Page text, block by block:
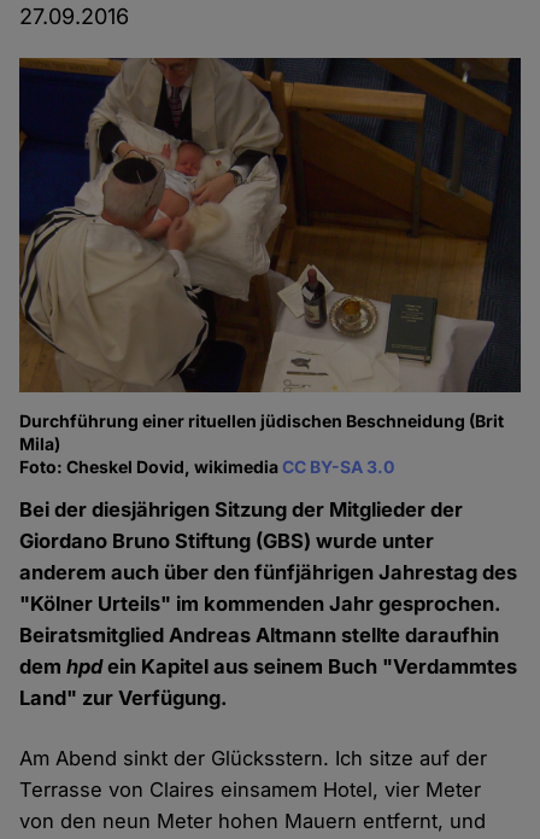
27.09.2016
Durchführung einer rituellen jüdischen Beschneidung (Brit
Mila)
Foto: Cheskel Dovid, wikimediaCC BY-SA 3.0
Bei der diesjährigen Sitzung der Mitglieder der
Giordano Bruno Stiftung (GBS) wurde unter
anderem auch über den fünfjährigen Jahrestag des
"Kölner Urteils" im kommenden Jahr gesprochen.
Beiratsmitglied Andreas Altmann stellte daraufhin
demhpdein Kapitel aus seinem Buch "Verdammtes
Land" zur Verfügung.
Am Abend sinkt der Glücksstern. Ich sitze auf der
Terrasse von Claires einsamem Hotel, vier Meter
von den neun Meter hohen Mauern entfernt, und